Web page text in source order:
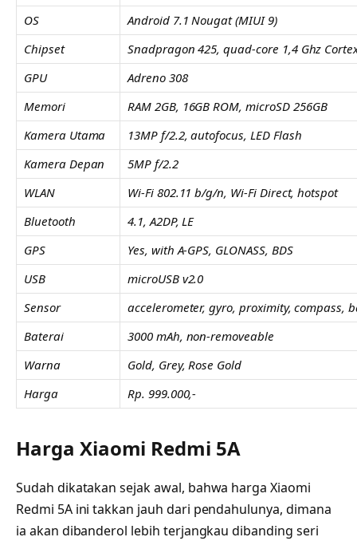
OS
Android 7.1 Nougat (MIUI 9)
Chipset
Snadpragon 425, quad-core 1,4 Ghz
GPU
Adreno 308
Memori
RAM 2GB, 16GB ROM, microSD 256GB
Kamera Utama
13MP f/2.2, autofocus, LED Flash
Kamera Depan
5MP f/2.2
WLAN
Wi-Fi 802.11 b/g/n, Wi-Fi Direct, hotspot
Bluetooth
4.1, A2DP, LE
GPS
Yes, with A-GPS, GLONASS, BDS
USB
microUSB v2.0
Sensor
accelerometer, gyro, proximity, compass,
Baterai
3000 mAh, non-removeable
Warna
Gold, Grey, Rose Gold
Harga
Rp. 999.000,-
Harga Xiaomi Redmi 5A
Sudah dikatakan sejak awal, bahwa harga Xiaomi
Redmi 5A ini takkan jauh dari pendahulunya, dimana
ia akan dibanderol lebih terjangkau dibanding seri